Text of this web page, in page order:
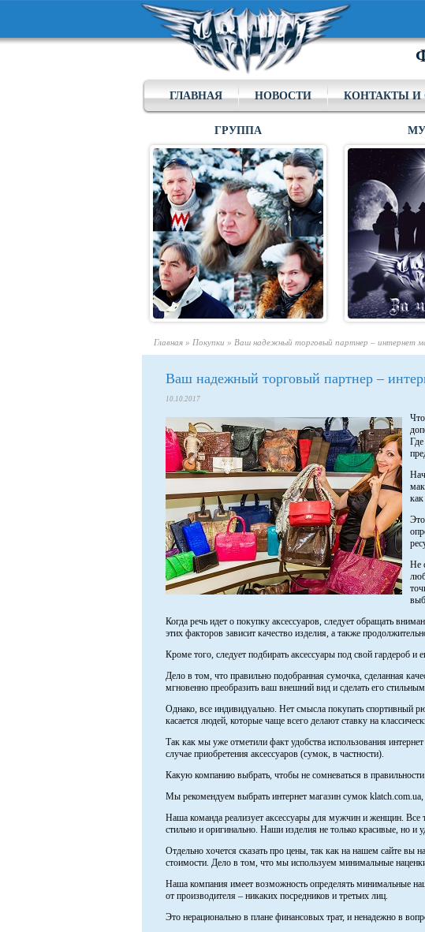
ГЛАВНАЯ НОВОСТИ КОНТАКТЫ И
ГРУППА
Главная » Покупки » Ваш надежный торговый партнер – интернет
Ваш надежный торговый партнер –
10.10.2017
Не
Когда речь идет о покупку аксессуаров, следует обращать
этих факторов зависит качество изделия, а также
Кроме того, следует подбирать аксессуары под свой гардероб и
Дело в том, что правильно подобранная сумочка, сделанная
мгновенно преобразить ваш внешний вид и сделать его
Однако, все индивидуально. Нет смысла покупать спортивный
касается людей, которые чаще всего делают ставку на
Так как мы уже отметили факт удобства использования
случае приобретения аксессуаров (сумок, в частности).
Какую компанию выбрать, чтобы не сомневаться в
Мы рекомендуем выбрать интернет магазин сумок
Наша команда реализует аксессуары для мужчин и женщин. Все
стильно и оригинально. Наши изделия не только красивые, но и
Отдельно хочется сказать про цены, так как на нашем сайте вы
стоимости. Дело в том, что мы используем минимальные
Наша компания имеет возможность определять минимальные
от производителя – никаких посредников и третьих лиц.
Это нерационально в плане финансовых трат, и ненадежно в